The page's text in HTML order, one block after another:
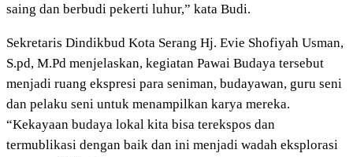
saing dan berbudi pekerti luhur,” kata Budi.
Sekretaris Dindikbud Kota Serang Hj. Evie Shofiyah Usman,
S.pd, M.Pd menjelaskan, kegiatan Pawai Budaya tersebut
menjadi ruang ekspresi para seniman, budayawan, guru seni
dan pelaku seni untuk menampilkan karya mereka.
“Kekayaan budaya lokal kita bisa terekspos dan
termublikasi dengan baik dan ini menjadi wadah eksplorasi